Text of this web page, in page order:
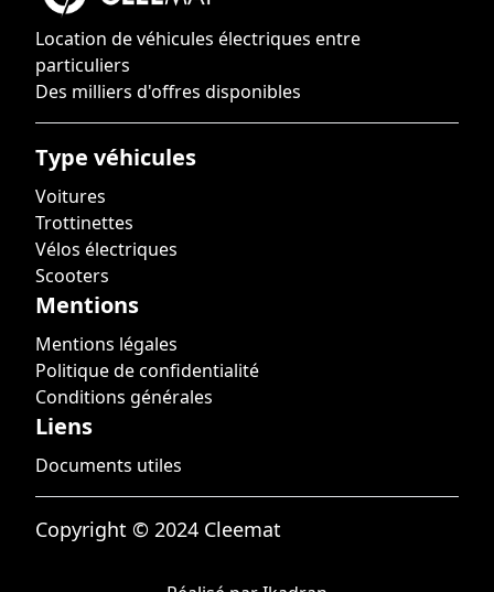
Location de véhicules électriques entre
particuliers
Des milliers d'offres disponibles
Type véhicules
Voitures
Trottinettes
Vélos électriques
Scooters
Mentions
Mentions légales
Politique de confidentialité
Conditions générales
Liens
Documents utiles
Copyright © 2024 Cleemat